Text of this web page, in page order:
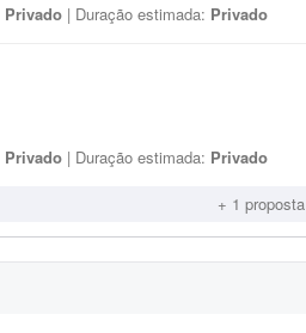
Privado | Duração estimada: Privado
Privado | Duração estimada: Privado
+ 1 proposta